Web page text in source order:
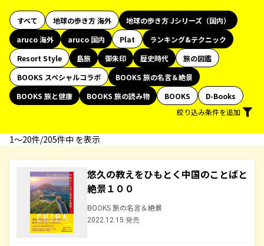
すべて 地球の歩き方 海外
地球の歩き方 Jシリーズ（国内）
aruco 海外
aruco 国内 Plat
ランキング&テクニック
Resort Style
島旅 御朱印 歴史時代
旅の図鑑
BOOKS スペシャルコラボ
BOOKS 旅の名言＆絶景
BOOKS 旅と健康
BOOKS 旅の読み物 BOOKS
D-Books
絞り込み条件を追加
1〜20件/205件中 を表示
悠久の教えをひもとく中国のことばと
絶景１００
BOOKS 旅の名言＆絶景
2022.12.15 発売